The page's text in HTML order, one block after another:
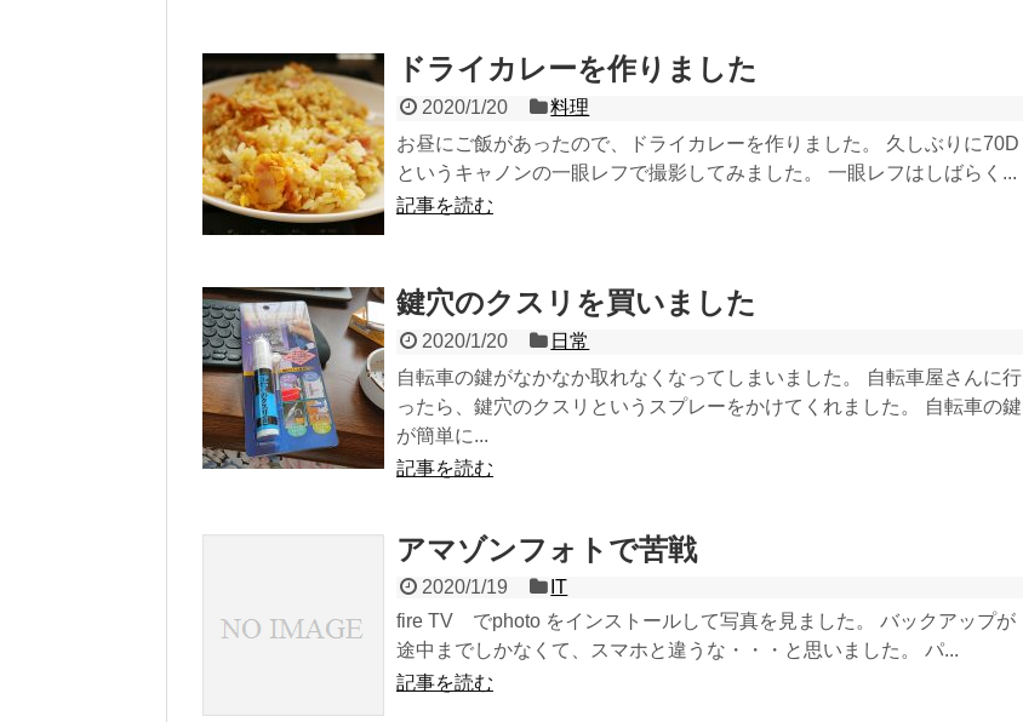
ドライカレーを作りました
2020/1/20
料理
お昼にご飯があったので、ドライカレーを作りました。 久しぶりに70D
というキャノンの一眼レフで撮影してみました。 一眼レフはしばらく...
記事を読む
鍵穴のクスリを買いました
2020/1/20
日常
自転車の鍵がなかなか取れなくなってしまいました。 自転車屋さんに行
ったら、鍵穴のクスリというスプレーをかけてくれました。 自転車の鍵
が簡単に...
記事を読む
アマゾンフォトで苦戦
2020/1/19
IT
fire TV でphoto をインストールして写真を見ました。 バックアップが
途中までしかなくて、スマホと違うな・・・と思いました。 パ...
記事を読む